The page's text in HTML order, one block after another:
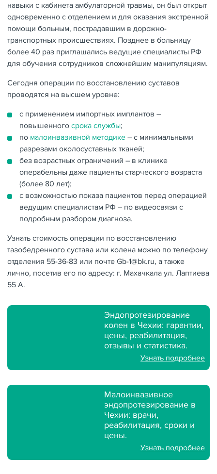
навыки с кабинета амбулаторной травмы, он был открыт
одновременно с отделением и для оказания экстренной
помощи больным, пострадавшим в дорожно-
транспортных происшествиях. Позднее в больницу
более 40 раз приглашались ведущие специалисты РФ
для обучения сотрудников сложнейшим манипуляциям.
Сегодня операции по восстановлению суставов
проводятся на высшем уровне:
с применением импортных имплантов –
повышенного срока службы;
по малоинвазивной методике – с минимальными
разрезами околосуставных тканей;
без возрастных ограничений – в клинике
операбельны даже пациенты старческого возраста
(более 80 лет);
с возможностью показа пациентов перед операцией
ведущим специалистам РФ – по видеосвязи с
подробным разбором диагноза.
Узнать стоимость операции по восстановлению
тазобедренного сустава или колена можно по телефону
отделения 55-36-83 или почте Gb-1@bk.ru, а также
лично, посетив его по адресу: г. Махачкала ул. Лаптиева
55 А.
Эндопротезирование
колен в Чехии: гарантии,
цены, реабилитация,
отзывы и статистика.
Узнать подробнее
Малоинвазивное
эндопротезирование в
Чехии: врачи,
реабилитация, сроки и
цены.
Узнать подробнее